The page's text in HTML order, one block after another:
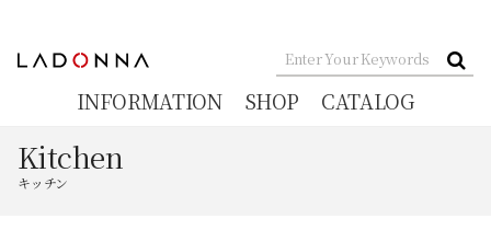
Kitchen
キッチン
INFORMATION SHOP CATALOG